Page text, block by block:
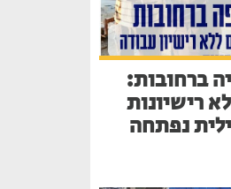
ברחובות:
רישיונות
נפתחה